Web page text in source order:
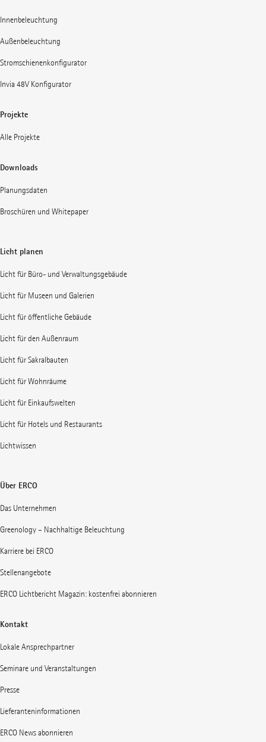
Innenbeleuchtung
Außenbeleuchtung
Stromschienenkonfigurator
Invia 48V Konfigurator
Projekte
Alle Projekte
Downloads
Planungsdaten
Broschüren und Whitepaper
Licht planen
Licht für Büro- und Verwaltungsgebäude
Licht für Museen und Galerien
Licht für öffentliche Gebäude
Licht für den Außenraum
Licht für Sakralbauten
Licht für Wohnräume
Licht für Einkaufswelten
Licht für Hotels und Restaurants
Lichtwissen
Über ERCO
Das Unternehmen
Greenology – Nachhaltige Beleuchtung
Karriere bei ERCO
Stellenangebote
ERCO Lichtbericht Magazin: kostenfrei abonnieren
Kontakt
Lokale Ansprechpartner
Seminare und Veranstaltungen
Presse
Lieferanteninformationen
ERCO News abonnieren